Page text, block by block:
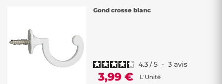
Gond crosse blanc
4.3/5 - 3 avis
3,99 € L'Unité